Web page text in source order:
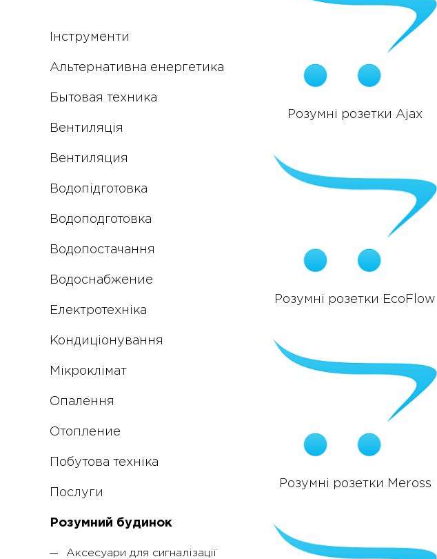
Інструменти
Альтернативна енергетика
Бытовая техника
Вентиляція
Вентиляция
Водопідготовка
Водоподготовка
Водопостачання
Водоснабжение
Електротехніка
Кондиціонування
Мікроклімат
Опалення
Отопление
Побутова техніка
Послуги
Розумний будинок
Аксесуари для сигналізації
Розумні розетки Ajax
Розумні розетки EcoFlow
Розумні розетки Meross